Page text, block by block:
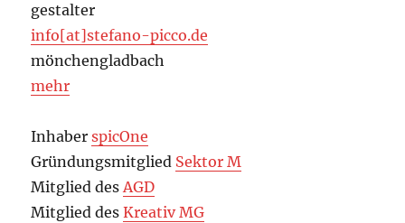
gestalter
info[at]stefano-picco.de
mönchengladbach
mehr
InhaberspicOne
Gründungsmitglied Sektor M
Mitglied desAGD
Mitglied desKreativ MG